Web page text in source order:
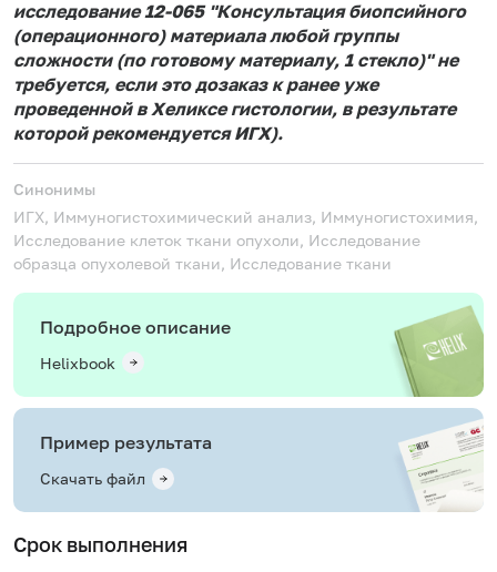
исследование 12-065 "Консультация биопсийного
(операционного) материала любой группы
сложности (по готовому материалу, 1 стекло)" не
требуется, если это дозаказ к ранее уже
проведенной в Хеликсе гистологии, в результате
которой рекомендуется ИГХ).
Синонимы
ИГХ, Иммуногистохимический анализ, Иммуногистохимия,
Исследование клеток ткани опухоли, Исследование
образца опухолевой ткани, Исследование ткани
Подробное описание
Helixbook
Пример результата
Скачать файл
Срок выполнения